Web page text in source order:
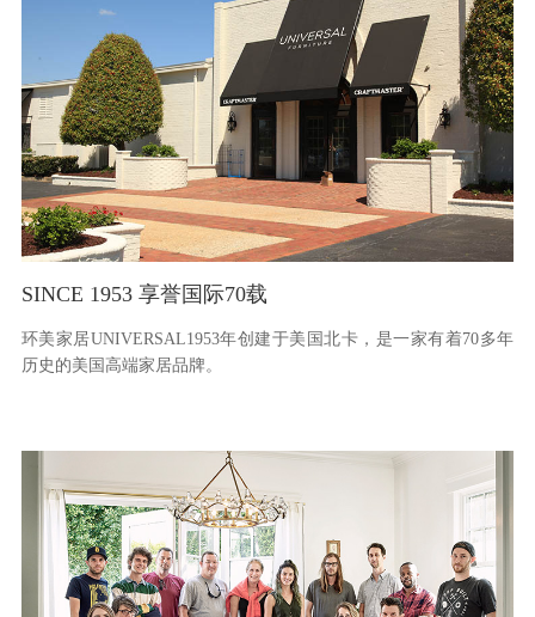
SINCE 1953 享誉国际70载
环美家居UNIVERSAL1953年创建于美国北卡，是一家有着70多年
历史的美国高端家居品牌。